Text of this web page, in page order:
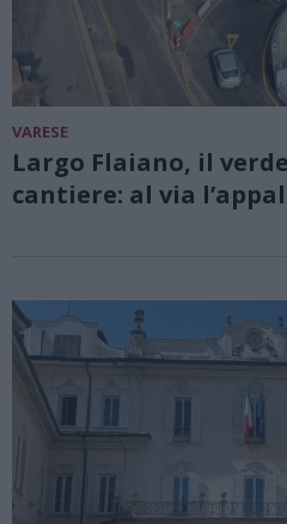
VARESE
Largo Flaiano, il
cantiere: al via